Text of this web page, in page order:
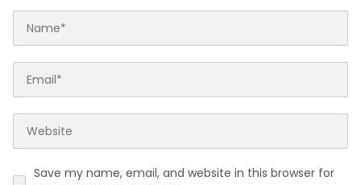
Save my name, email, and website in this browser for